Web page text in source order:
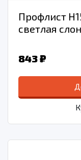
Профлист
светлая
843 ₽